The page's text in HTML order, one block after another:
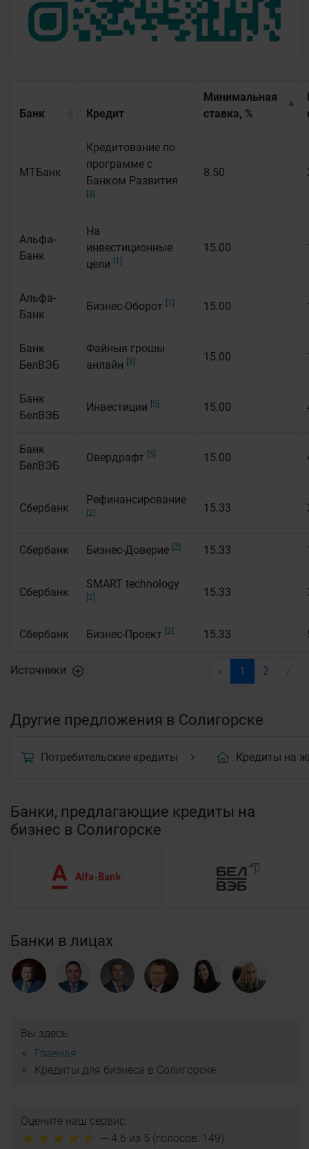
Банк Кредит
Минимальная
ставка, %
МТБанк
Кредитование по
программе с
Банком Развития
[3]
8.50
Альфа-
Банк
На
инвестиционные
цели
[1]
15.00
Альфа-
Банк
Бизнес-Оборот [1] 15.00
Банк
БелВЭБ
Файныя грошы
анлайн
[3] 15.00
Банк
БелВЭБ
Инвестиции [5] 15.00
Банк
БелВЭБ
Овердрафт [5] 15.00
Сбербанк
Рефинансирование
[2] 15.33
Сбербанк Бизнес-Доверие [2] 15.33
Сбербанк
SMART technology
[2] 15.33
Сбербанк Бизнес-Проект [2] 15.33
‹ 1 2 ›
Источники
Другие предложения в Солигорске
Потребительские кредиты Кредиты на
Банки, предлагающие кредиты на
бизнес в Солигорске
Банки в лицах
Вы здесь:
Главная
Кредиты для бизнеса в Солигорске
Оцените наш сервис:
— 4.6 из 5 (голосов: 149)